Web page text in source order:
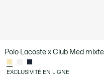
Polo Lacoste x Club Med
EXCLUSIVITÉ EN LIGNE